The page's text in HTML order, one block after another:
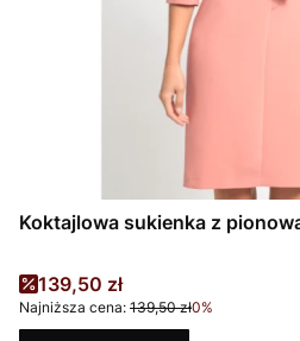
Koktajlowa sukienka z
Cena promocyjna
139,50 zł
Najniższa cena: 139,50 zł0%